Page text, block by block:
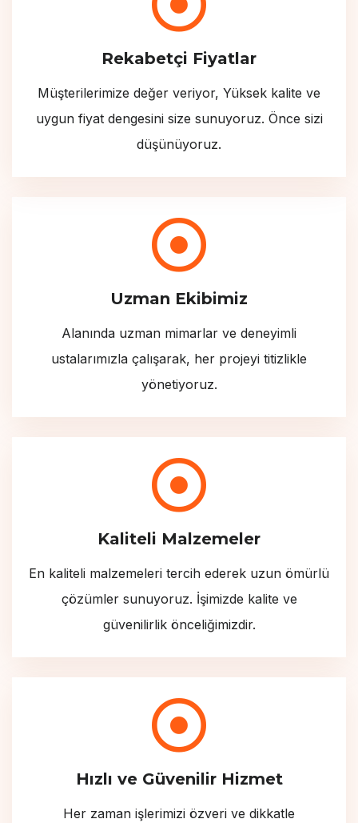
Uzman Ekibimiz
Alanında uzman mimarlar ve deneyimli
ustalarımızla çalışarak, her projeyi titizlikle
yönetiyoruz.
Kaliteli Malzemeler
En kaliteli malzemeleri tercih ederek uzun ömürlü
çözümler sunuyoruz. İşimizde kalite ve
güvenilirlik önceliğimizdir.
Hızlı ve Güvenilir Hizmet
Her zaman işlerimizi özveri ve dikkatle
Rekabetçi Fiyatlar
Müşterilerimize değer veriyor, Yüksek kalite ve
uygun fiyat dengesini size sunuyoruz. Önce sizi
düşünüyoruz.